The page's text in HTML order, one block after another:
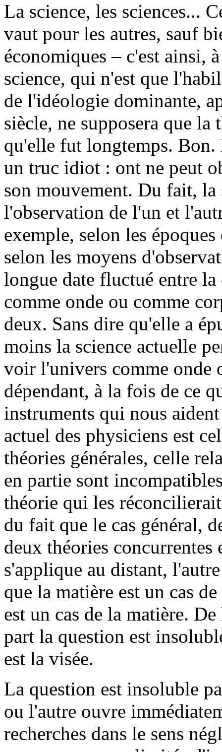
La science, les sciences...
vaut pour les autres, sauf
économiques – c'est ainsi,
science, qui n'est que
de l'idéologie dominante,
siècle, ne supposera que la
qu'elle fut longtemps. Bon.
un truc idiot : ont ne peut
son mouvement. Du fait, la
l'observation de l'un et
exemple, selon les
selon les moyens
longue date fluctué entre
comme onde ou comme
deux. Sans dire qu'elle a
moins la science actuelle
voir l'univers comme onde
dépendant, à la fois de ce
instruments qui nous
actuel des physiciens est
théories générales, celle
en partie sont
théorie qui les
du fait que le cas général,
deux théories
s'applique au distant,
que la matière est un cas
est un cas de la matière.
part la question est
est la visée.
La question est insoluble
ou l'autre ouvre
recherches dans le sens